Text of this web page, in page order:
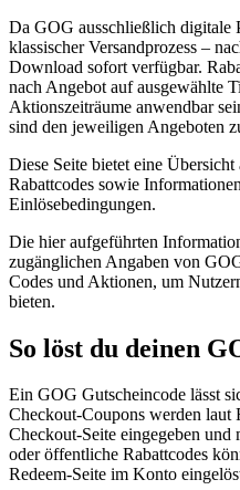
Da GOG ausschließlich digitale
klassischer Versandprozess –
Download sofort verfügbar.
nach Angebot auf ausgewählte
Aktionszeiträume anwendbar
sind den jeweiligen Angeboten
Diese Seite bietet eine
Rabattcodes sowie
Einlösebedingungen.
Die hier aufgeführten
zugänglichen Angaben von
Codes und Aktionen, um
bieten.
So löst du deinen
Ein GOG Gutscheincode lässt
Checkout-Coupons werden laut
Checkout-Seite eingegeben
oder öffentliche Rabattcodes
Redeem-Seite im Konto